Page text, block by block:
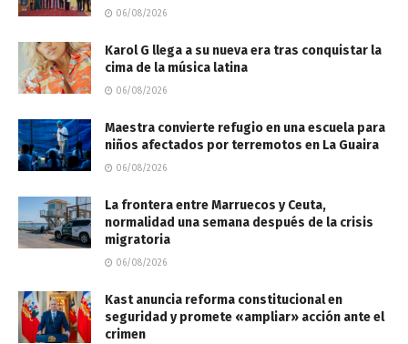
06/08/2026
Karol G llega a su nueva era tras conquistar la
cima de la música latina
06/08/2026
Maestra convierte refugio en una escuela para
niños afectados por terremotos en La Guaira
06/08/2026
La frontera entre Marruecos y Ceuta,
normalidad una semana después de la crisis
migratoria
06/08/2026
Kast anuncia reforma constitucional en
seguridad y promete «ampliar» acción ante el
crimen